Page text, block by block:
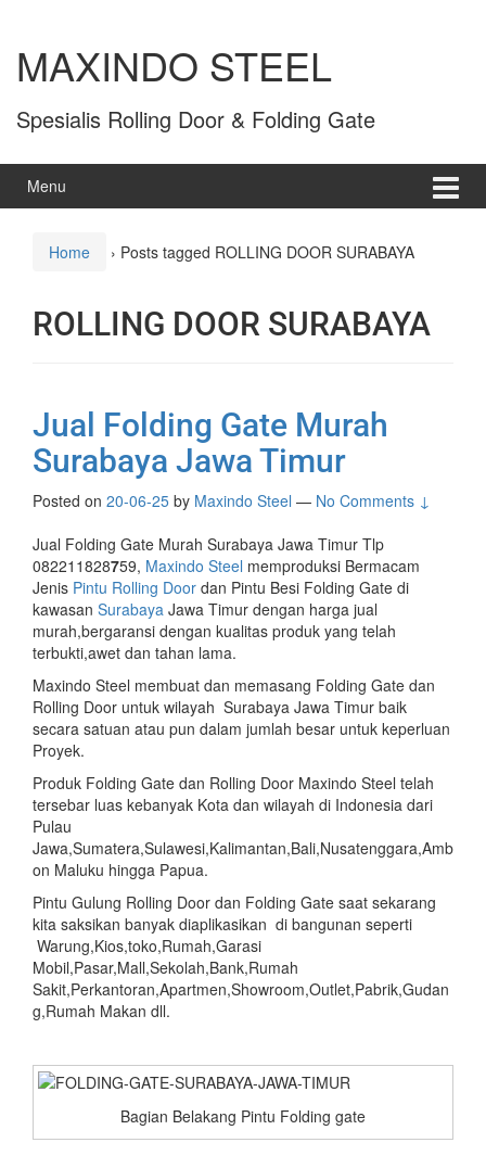
MAXINDO STEEL
Spesialis Rolling Door & Folding Gate
Menu
Home › Posts tagged ROLLING DOOR SURABAYA
ROLLING DOOR SURABAYA
Jual Folding Gate Murah
Surabaya Jawa Timur
Posted on 20-06-25 by Maxindo Steel — No Comments ↓
Jual Folding Gate Murah Surabaya Jawa Timur Tlp
082211828759, Maxindo Steel memproduksi Bermacam
Jenis Pintu Rolling Door dan Pintu Besi Folding Gate di
kawasan Surabaya Jawa Timur dengan harga jual
murah,bergaransi dengan kualitas produk yang telah
terbukti,awet dan tahan lama.
Maxindo Steel membuat dan memasang Folding Gate dan
Rolling Door untuk wilayah Surabaya Jawa Timur baik
secara satuan atau pun dalam jumlah besar untuk keperluan
Proyek.
Produk Folding Gate dan Rolling Door Maxindo Steel telah
tersebar luas kebanyak Kota dan wilayah di Indonesia dari
Pulau
Jawa,Sumatera,Sulawesi,Kalimantan,Bali,Nusatenggara,Amb
on Maluku hingga Papua.
Pintu Gulung Rolling Door dan Folding Gate saat sekarang
kita saksikan banyak diaplikasikan di bangunan seperti
Warung,Kios,toko,Rumah,Garasi
Mobil,Pasar,Mall,Sekolah,Bank,Rumah
Sakit,Perkantoran,Apartmen,Showroom,Outlet,Pabrik,Gudan
g,Rumah Makan dll.
Bagian Belakang Pintu Folding gate